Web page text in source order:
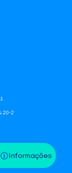
Informações
2